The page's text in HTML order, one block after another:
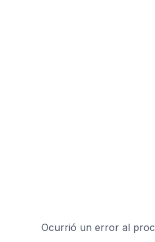
Ocurrió un error al